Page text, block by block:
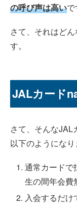
の呼び声は高いで
さて、それはど
す。
JALカード
さて、そんなJAL
以下のようになり
通常カードで
生の間年会費
入会するだ